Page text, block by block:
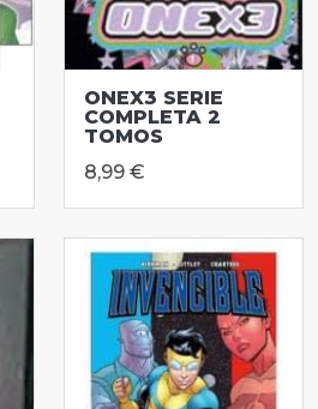
ONEX3 SERIE
COMPLETA 2
TOMOS
8,99 €